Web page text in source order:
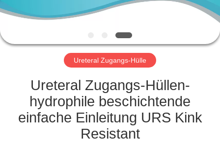
TRETEN
SIE
MIT
VERBINDUNG
Ureteral Zugangs-Hülle
Ureteral Zugangs-Hüllen-
hydrophile beschichtende
einfache Einleitung URS Kink
Resistant